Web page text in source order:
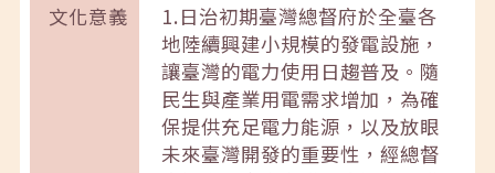
文化意義
1.日治初期臺灣總督府於全臺各
地陸續興建小規模的發電設施，
讓臺灣的電力使用日趨普及。隨
民生與產業用電需求增加，為確
保提供充足電力能源，以及放眼
未來臺灣開發的重要性，經總督